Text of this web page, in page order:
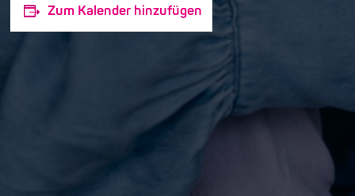
Zum Kalender hinzufügen